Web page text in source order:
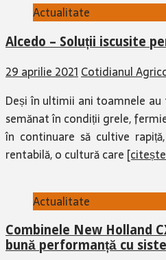
Actualitate
Alcedo – Soluții iscusite
29 aprilie 2021 Cotidianul
Deși în ultimii ani toamnele
semănat în condiții grele,
în continuare să cultive
rentabilă, o cultură care
Actualitate
Combinele New Holland
bună performanță cu